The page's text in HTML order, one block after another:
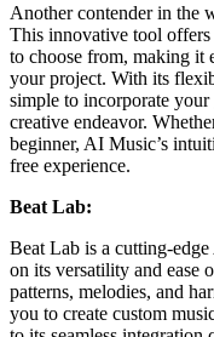
Another contender in the
This innovative tool offers
to choose from, making it
your project. With its
simple to incorporate your
creative endeavor.
beginner, AI Music’s
free experience.
Beat Lab:
Beat Lab is a cutting-
on its versatility and ease
patterns, melodies, and
you to create custom